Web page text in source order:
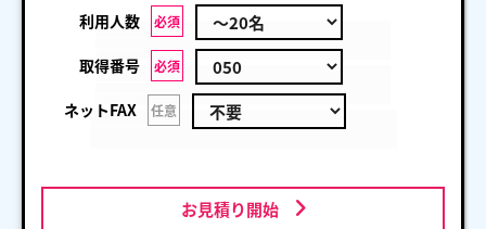
利用人数 必須
取得番号 必須
ネットFAX 任意
お見積り開始